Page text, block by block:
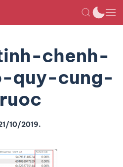
chenh-
quy-cung-
10/2019.